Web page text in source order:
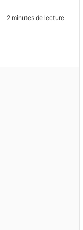
2 minutes de lecture